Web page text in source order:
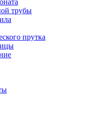
трубы
прутка